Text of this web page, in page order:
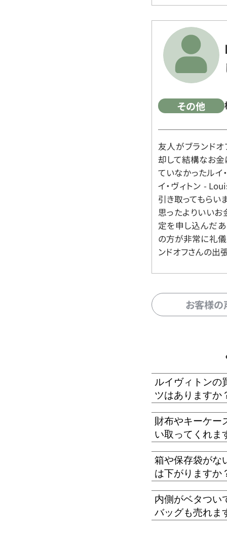
その他
友人がブランド
却して結構なお金
ていなかったルイ
イ・ヴィトン -
引き取ってもらい
思ったよりいいお
定を申し込んだ
の方が非常に礼儀
ンドオフさんの出
お客様
ルイヴィトンの
ツはありますか
財布やキーケー
い取ってくれま
箱や保存袋がな
は下がりますか
内側がベタつい
バッグも売れま